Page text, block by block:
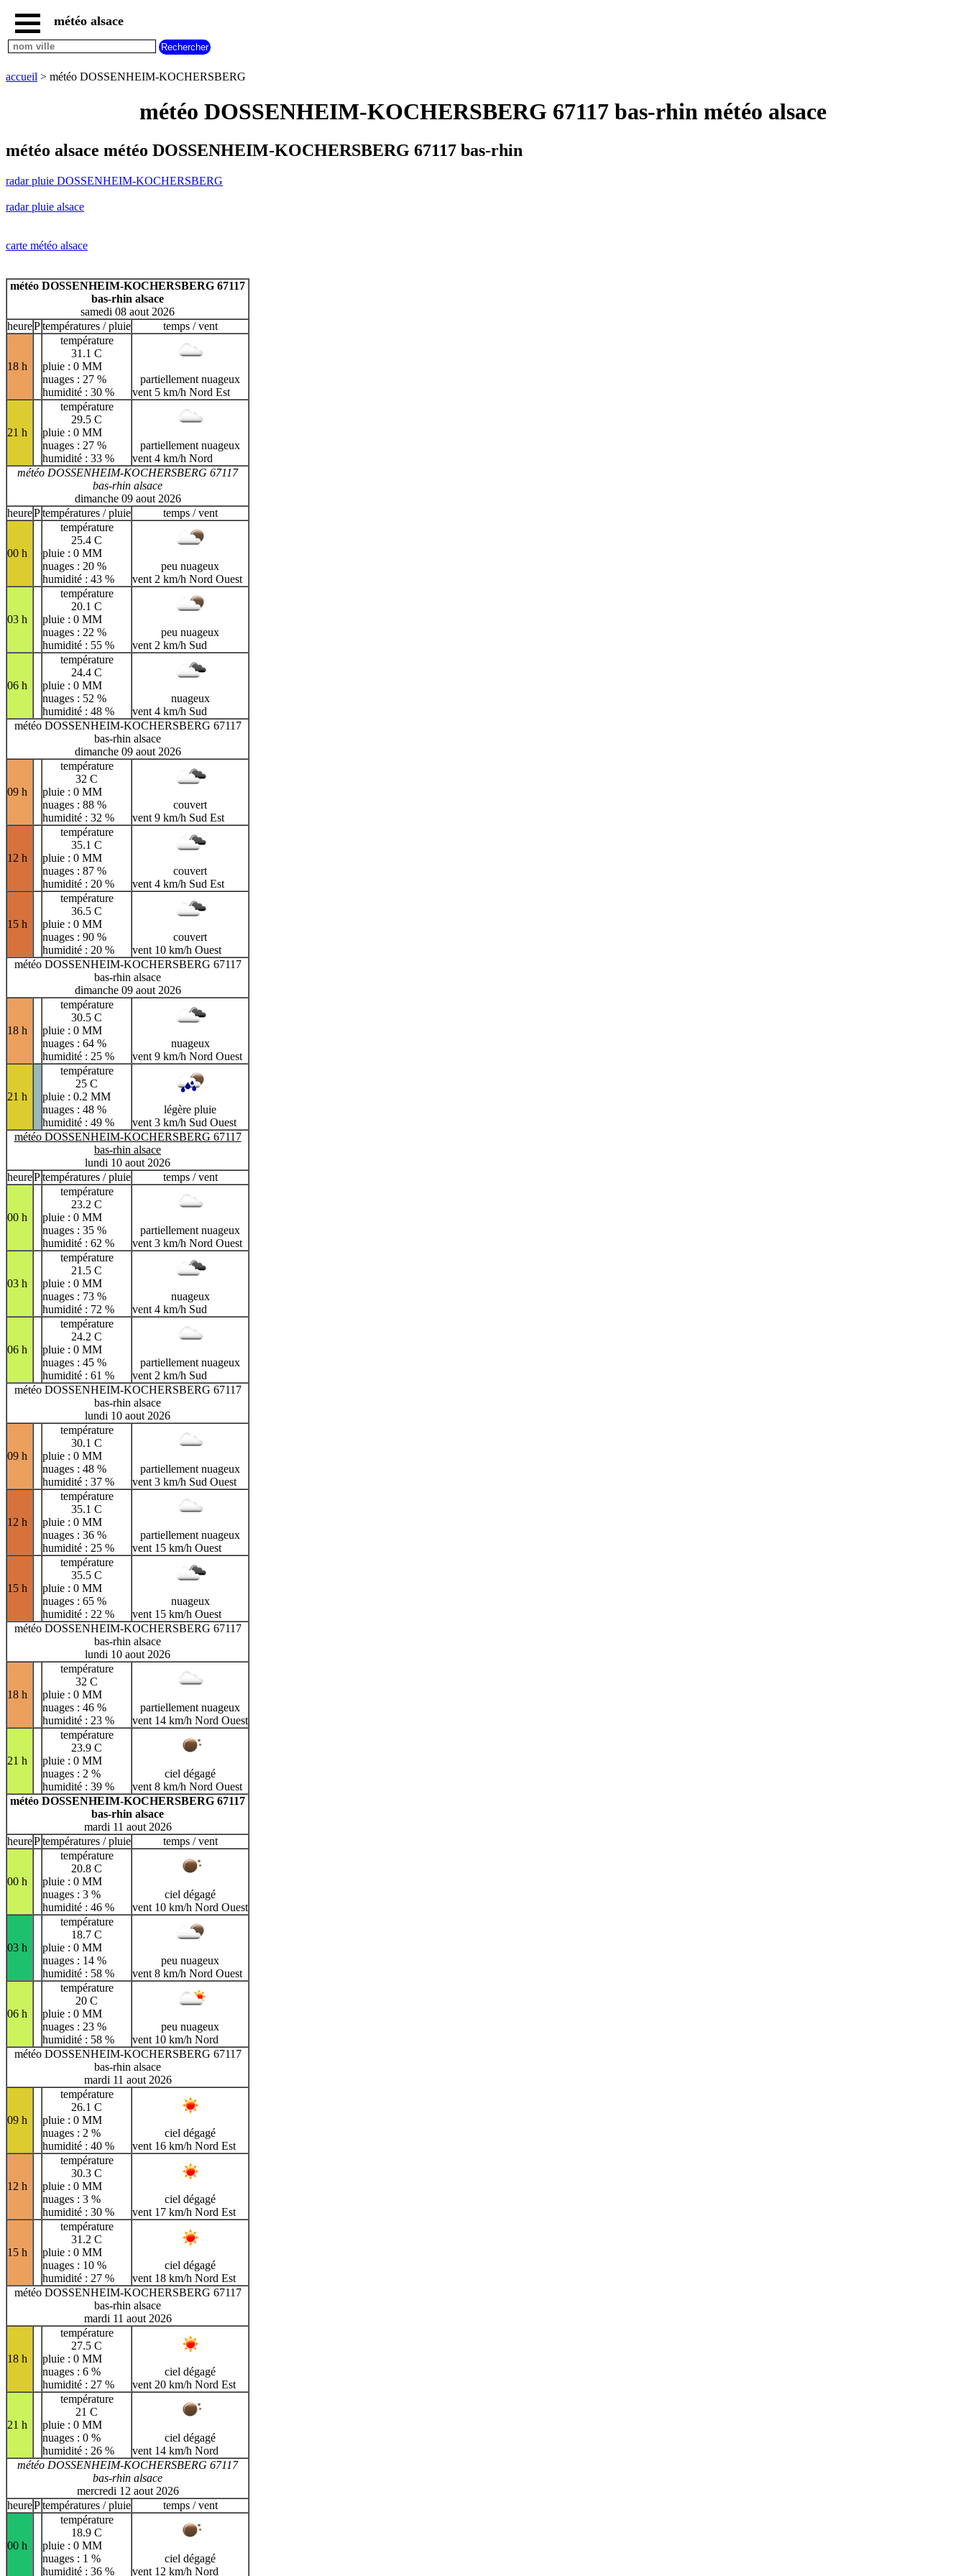
accueil
radar
DOSSENHEIM-
radar
alsace
carte
météo
météo
villages
commencant
E F
G
H
I J K L M
N
S T
X Y Z
météo alsace
accueil > météo DOSSENHEIM-KOCHERSBERG
météo DOSSENHEIM-KOCHERSBERG 67117 bas-rhin météo alsace
météo alsace météo DOSSENHEIM-KOCHERSBERG 67117 bas-rhin
radar pluie DOSSENHEIM-KOCHERSBERG
radar pluie alsace
carte météo alsace
météo DOSSENHEIM-KOCHERSBERG 67117
bas-rhin alsace
samedi 08 aout 2026
heurePtempératures / pluie temps / vent
18 h
température
31.1 C
pluie : 0 MM
nuages : 27 %
humidité : 30 %
partiellement nuageux
vent 5 km/h Nord Est
21 h
température
29.5 C
pluie : 0 MM
nuages : 27 %
humidité : 33 %
partiellement nuageux
vent 4 km/h Nord
météo DOSSENHEIM-KOCHERSBERG 67117
bas-rhin alsace
dimanche 09 aout 2026
heurePtempératures / pluie temps / vent
00 h
température
25.4 C
pluie : 0 MM
nuages : 20 %
humidité : 43 %
peu nuageux
vent 2 km/h Nord Ouest
03 h
température
20.1 C
pluie : 0 MM
nuages : 22 %
humidité : 55 %
peu nuageux
vent 2 km/h Sud
06 h
température
24.4 C
pluie : 0 MM
nuages : 52 %
humidité : 48 %
nuageux
vent 4 km/h Sud
météo DOSSENHEIM-KOCHERSBERG 67117
bas-rhin alsace
dimanche 09 aout 2026
09 h
température
32 C
pluie : 0 MM
nuages : 88 %
humidité : 32 %
couvert
vent 9 km/h Sud Est
12 h
température
35.1 C
pluie : 0 MM
nuages : 87 %
humidité : 20 %
couvert
vent 4 km/h Sud Est
15 h
température
36.5 C
pluie : 0 MM
nuages : 90 %
humidité : 20 %
couvert
vent 10 km/h Ouest
météo DOSSENHEIM-KOCHERSBERG 67117
bas-rhin alsace
dimanche 09 aout 2026
18 h
température
30.5 C
pluie : 0 MM
nuages : 64 %
humidité : 25 %
nuageux
vent 9 km/h Nord Ouest
21 h
température
25 C
pluie : 0.2 MM
nuages : 48 %
humidité : 49 %
légère pluie
vent 3 km/h Sud Ouest
météo DOSSENHEIM-KOCHERSBERG 67117
bas-rhin alsace
lundi 10 aout 2026
heurePtempératures / pluie temps / vent
00 h
température
23.2 C
pluie : 0 MM
nuages : 35 %
humidité : 62 %
partiellement nuageux
vent 3 km/h Nord Ouest
03 h
température
21.5 C
pluie : 0 MM
nuages : 73 %
humidité : 72 %
nuageux
vent 4 km/h Sud
06 h
température
24.2 C
pluie : 0 MM
nuages : 45 %
humidité : 61 %
partiellement nuageux
vent 2 km/h Sud
météo DOSSENHEIM-KOCHERSBERG 67117
bas-rhin alsace
lundi 10 aout 2026
09 h
température
30.1 C
pluie : 0 MM
nuages : 48 %
humidité : 37 %
partiellement nuageux
vent 3 km/h Sud Ouest
12 h
température
35.1 C
pluie : 0 MM
nuages : 36 %
humidité : 25 %
partiellement nuageux
vent 15 km/h Ouest
15 h
température
35.5 C
pluie : 0 MM
nuages : 65 %
humidité : 22 %
nuageux
vent 15 km/h Ouest
météo DOSSENHEIM-KOCHERSBERG 67117
bas-rhin alsace
lundi 10 aout 2026
18 h
température
32 C
pluie : 0 MM
nuages : 46 %
humidité : 23 %
partiellement nuageux
vent 14 km/h Nord Ouest
21 h
température
23.9 C
pluie : 0 MM
nuages : 2 %
humidité : 39 %
ciel dégagé
vent 8 km/h Nord Ouest
météo DOSSENHEIM-KOCHERSBERG 67117
bas-rhin alsace
mardi 11 aout 2026
heurePtempératures / pluie temps / vent
00 h
température
20.8 C
pluie : 0 MM
nuages : 3 %
humidité : 46 %
ciel dégagé
vent 10 km/h Nord Ouest
03 h
température
18.7 C
pluie : 0 MM
nuages : 14 %
humidité : 58 %
peu nuageux
vent 8 km/h Nord Ouest
06 h
température
20 C
pluie : 0 MM
nuages : 23 %
humidité : 58 %
peu nuageux
vent 10 km/h Nord
météo DOSSENHEIM-KOCHERSBERG 67117
bas-rhin alsace
mardi 11 aout 2026
09 h
température
26.1 C
pluie : 0 MM
nuages : 2 %
humidité : 40 %
ciel dégagé
vent 16 km/h Nord Est
12 h
température
30.3 C
pluie : 0 MM
nuages : 3 %
humidité : 30 %
ciel dégagé
vent 17 km/h Nord Est
15 h
température
31.2 C
pluie : 0 MM
nuages : 10 %
humidité : 27 %
ciel dégagé
vent 18 km/h Nord Est
météo DOSSENHEIM-KOCHERSBERG 67117
bas-rhin alsace
mardi 11 aout 2026
18 h
température
27.5 C
pluie : 0 MM
nuages : 6 %
humidité : 27 %
ciel dégagé
vent 20 km/h Nord Est
21 h
température
21 C
pluie : 0 MM
nuages : 0 %
humidité : 26 %
ciel dégagé
vent 14 km/h Nord
météo DOSSENHEIM-KOCHERSBERG 67117
bas-rhin alsace
mercredi 12 aout 2026
heurePtempératures / pluie temps / vent
00 h
température
18.9 C
pluie : 0 MM
nuages : 1 %
humidité : 36 %
ciel dégagé
vent 12 km/h Nord